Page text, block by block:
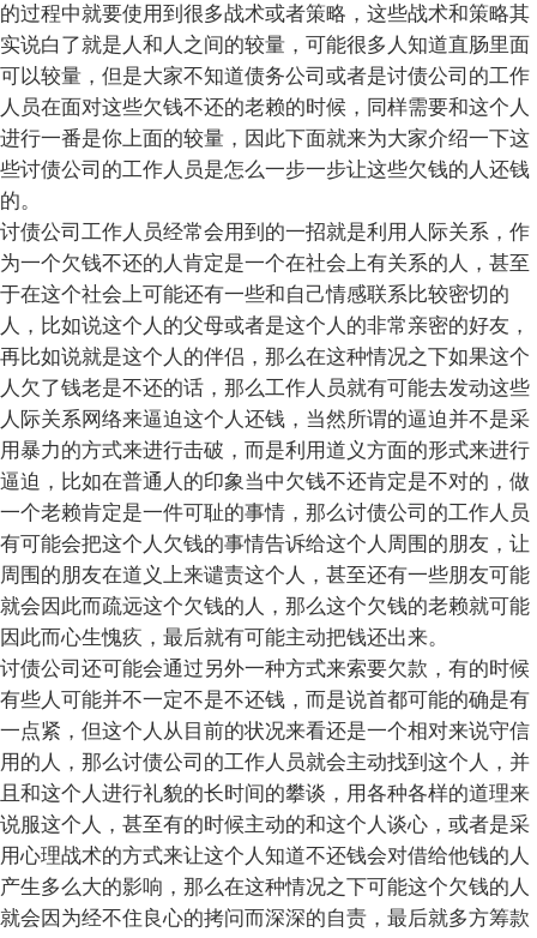
的过程中就要使用到很多战术或者策略，这些战术和策略其
实说白了就是人和人之间的较量，可能很多人知道直肠里面
可以较量，但是大家不知道债务公司或者是讨债公司的工作
人员在面对这些欠钱不还的老赖的时候，同样需要和这个人
进行一番是你上面的较量，因此下面就来为大家介绍一下这
些讨债公司的工作人员是怎么一步一步让这些欠钱的人还钱
的。
讨债公司工作人员经常会用到的一招就是利用人际关系，作
为一个欠钱不还的人肯定是一个在社会上有关系的人，甚至
于在这个社会上可能还有一些和自己情感联系比较密切的
人，比如说这个人的父母或者是这个人的非常亲密的好友，
再比如说就是这个人的伴侣，那么在这种情况之下如果这个
人欠了钱老是不还的话，那么工作人员就有可能去发动这些
人际关系网络来逼迫这个人还钱，当然所谓的逼迫并不是采
用暴力的方式来进行击破，而是利用道义方面的形式来进行
逼迫，比如在普通人的印象当中欠钱不还肯定是不对的，做
一个老赖肯定是一件可耻的事情，那么讨债公司的工作人员
有可能会把这个人欠钱的事情告诉给这个人周围的朋友，让
周围的朋友在道义上来谴责这个人，甚至还有一些朋友可能
就会因此而疏远这个欠钱的人，那么这个欠钱的老赖就可能
因此而心生愧疚，最后就有可能主动把钱还出来。
讨债公司还可能会通过另外一种方式来索要欠款，有的时候
有些人可能并不一定不是不还钱，而是说首都可能的确是有
一点紧，但这个人从目前的状况来看还是一个相对来说守信
用的人，那么讨债公司的工作人员就会主动找到这个人，并
且和这个人进行礼貌的长时间的攀谈，用各种各样的道理来
说服这个人，甚至有的时候主动的和这个人谈心，或者是采
用心理战术的方式来让这个人知道不还钱会对借给他钱的人
产生多么大的影响，那么在这种情况之下可能这个欠钱的人
就会因为经不住良心的拷问而深深的自责，最后就多方筹款